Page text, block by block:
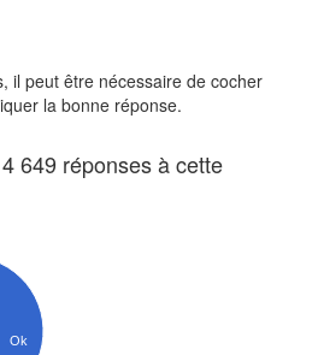
il peut être nécessaire de cocher
la bonne réponse.
649 réponses à cette
Ok